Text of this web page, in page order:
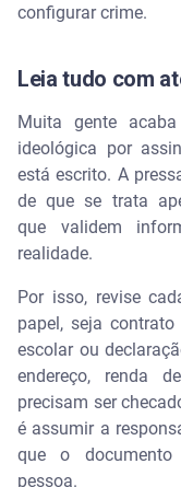
configurar crime.
Leia tudo com
Muita gente
ideológica por
está escrito. A
de que se trata
que validem
realidade.
Por isso, revise
papel, seja
escolar ou
endereço, renda
precisam ser
é assumir a
que o
pessoa.